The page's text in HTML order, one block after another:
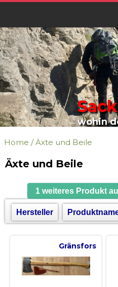
wohin
Home /Äxte und Beile
Äxte und Beile
1 weiteres Produkt
Hersteller
Gränsfors